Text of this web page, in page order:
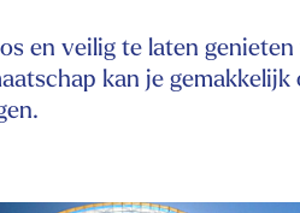
en veilig te laten
kan je gemakkelijk